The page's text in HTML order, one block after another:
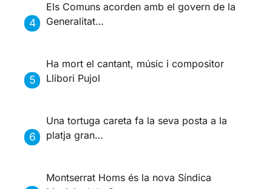
Els Comuns acorden amb el govern de la
Generalitat…
Ha mort el cantant, músic i compositor
Llibori Pujol
Una tortuga careta fa la seva posta a la
platja gran…
Montserrat Homs és la nova Síndica